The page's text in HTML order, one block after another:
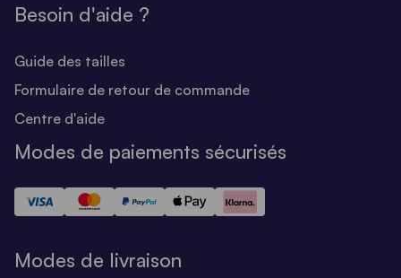
Besoin d'aide ?
Guide des tailles
Formulaire de retour de commande
Centre d'aide
Modes de paiements sécurisés
Modes de livraison